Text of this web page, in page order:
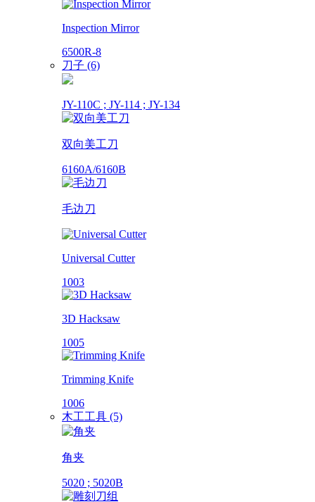
Inspection Mirror
6500R-8
刀子 (6)
JY-110C ; JY-114 ; JY-134
双向美工刀
6160A/6160B
毛边刀
Universal Cutter
1003
3D Hacksaw
1005
Trimming Knife
1006
木工工具 (5)
角夹
5020 ; 5020B